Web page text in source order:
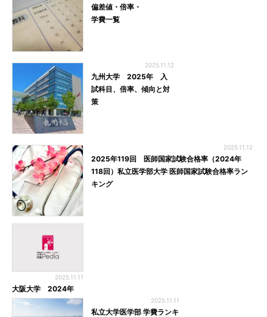
偏差値・倍率・
学費一覧
2025.11.12
九州大学 2025年 入
試科目、倍率、傾向と対
策
2025.11.12
2025年119回 医師国家試験合格率（2024年
118回）私立医学部大学 医師国家試験合格率ラン
キング
2025.11.11
大阪大学 2024年
2025.11.11
私立大学医学部 学費ランキ